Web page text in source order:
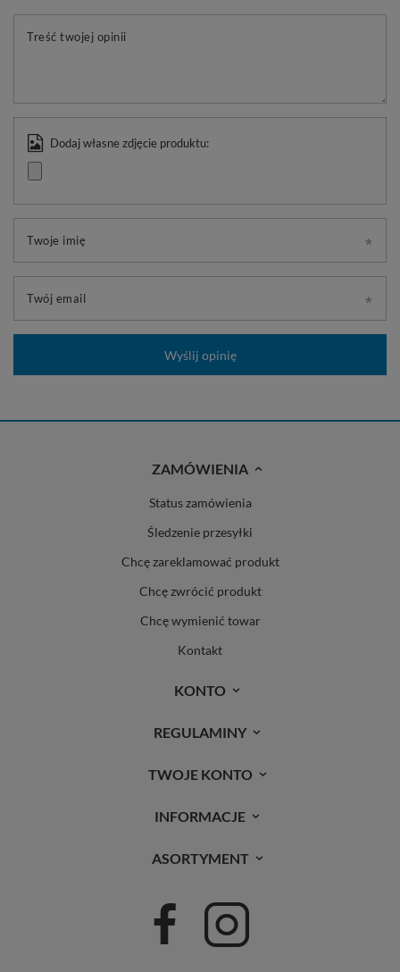
Treść twojej opinii
Dodaj własne zdjęcie produktu:
Twoje imię
Twój email
Wyślij opinię
ZAMÓWIENIA
Status zamówienia
Śledzenie przesyłki
Chcę zareklamować produkt
Chcę zwrócić produkt
Chcę wymienić towar
Kontakt
KONTO
REGULAMINY
TWOJE KONTO
INFORMACJE
ASORTYMENT